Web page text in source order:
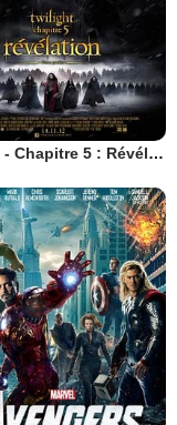
Twilight - Chapitre 5 : Révélation 2e partie